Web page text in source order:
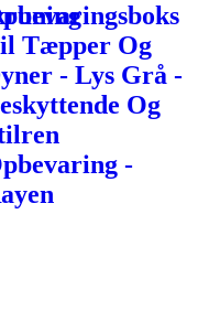
Tæpper Og
- Lys Grå -
Og
-